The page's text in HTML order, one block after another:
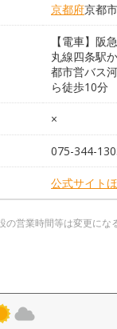
京都府京都
【電車】阪
丸線四条駅
都市営バス
ら徒歩10分
×
075-344-
公式サイト
営業時間等は変更にな